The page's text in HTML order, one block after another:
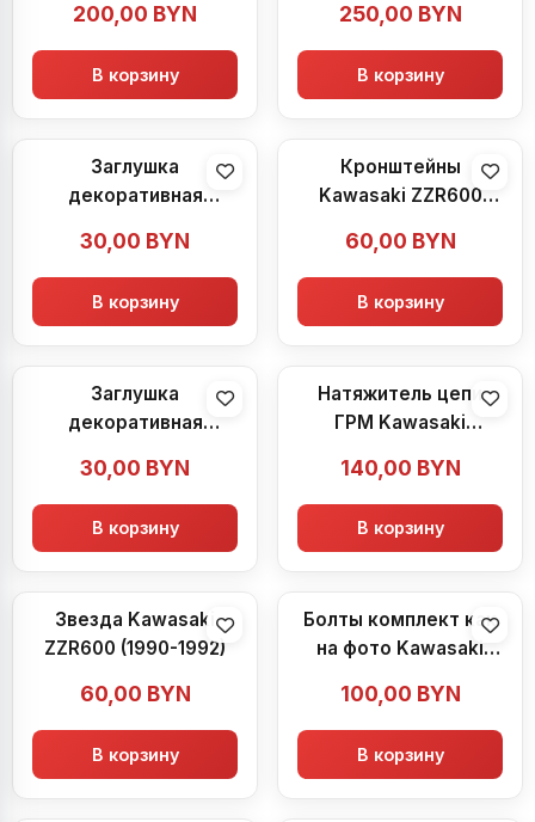
200,00 BYN
В корзину
250,00 BYN
В корзину
Заглушка
декоративная
(1990-1992)
30,00 BYN
В корзину
Кронштейны
Kawasaki ZZR600
60,00 BYN
В корзину
Заглушка
декоративная
(1990-1992)
30,00 BYN
В корзину
Натяжитель цепи
ГРМ Kawasaki
140,00 BYN
В корзину
Звезда Kawasaki
ZZR600 (1990-1992)
60,00 BYN
В корзину
Болты комплект как
на фото Kawasaki
100,00 BYN
В корзину